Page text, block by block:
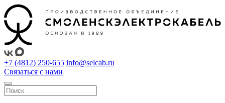
+7 (4812) 250-655 info@selcab.ru
Связаться с нами